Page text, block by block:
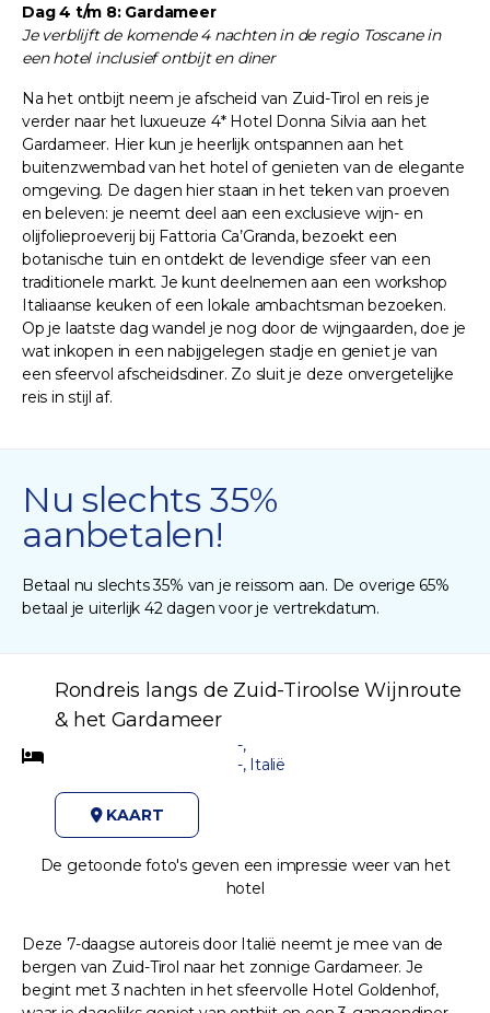
Dag 4 t/m 8: Gardameer
Je verblijft de komende 4 nachten in de regio Toscane in
een hotel inclusief ontbijt en diner
Na het ontbijt neem je afscheid van Zuid-Tirol en reis je
verder naar het luxueuze 4* Hotel Donna Silvia aan het
Gardameer. Hier kun je heerlijk ontspannen aan het
buitenzwembad van het hotel of genieten van de elegante
omgeving. De dagen hier staan in het teken van proeven
en beleven: je neemt deel aan een exclusieve wijn- en
olijfolieproeverij bij Fattoria Ca’Granda, bezoekt een
botanische tuin en ontdekt de levendige sfeer van een
traditionele markt. Je kunt deelnemen aan een workshop
Italiaanse keuken of een lokale ambachtsman bezoeken.
Op je laatste dag wandel je nog door de wijngaarden, doe je
wat inkopen in een nabijgelegen stadje en geniet je van
een sfeervol afscheidsdiner. Zo sluit je deze onvergetelijke
reis in stijl af.
Nu slechts 35%
aanbetalen!
Betaal nu slechts 35% van je reissom aan. De overige 65%
betaal je uiterlijk 42 dagen voor je vertrekdatum.
Rondreis langs de Zuid-Tiroolse Wijnroute
& het Gardameer
-,
-, Italië
KAART
De getoonde foto's geven een impressie weer van het
hotel
Deze 7-daagse autoreis door Italië neemt je mee van de
bergen van Zuid-Tirol naar het zonnige Gardameer. Je
begint met 3 nachten in het sfeervolle Hotel Goldenhof,